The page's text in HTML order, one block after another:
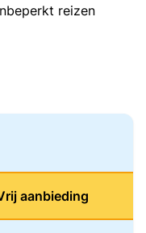
reizen
aanbieding